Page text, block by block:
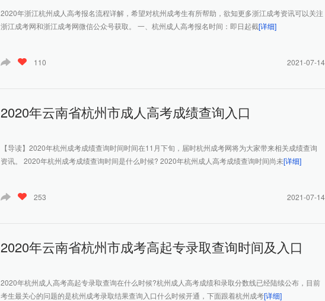
2020年浙江杭州成人高考报名流程详解，希望对杭州成考生有所帮助，欲知更多浙江成考资讯可以关注
浙江成考网和浙江成考网微信公众号获取。 一、杭州成人高考报名时间：即日起截[详细]
110 2021-07-14
2020年云南省杭州市成人高考成绩查询入口
【导读】2020年杭州成考成绩查询时间时间在11月下旬，届时杭州成考网将为大家带来相关成绩查询
资讯。 2020年杭州成考成绩查询时间是什么时候? 2020年杭州成人高考成绩查询时间尚未[详细]
253 2021-07-14
2020年云南省杭州市成考高起专录取查询时间及入口
2020年杭州成人高考高起专录取查询在什么时候?杭州成人高考成绩和录取分数线已经陆续公布，目前
考生最关心的问题的是杭州成考录取结果查询入口什么时候开通，下面跟着杭州成考[详细]